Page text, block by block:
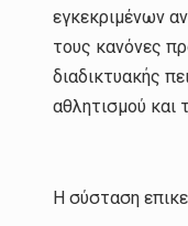
εγκεκριμένων
τους κανόνες
διαδικτυακής
αθλητισμού και
Η σύσταση